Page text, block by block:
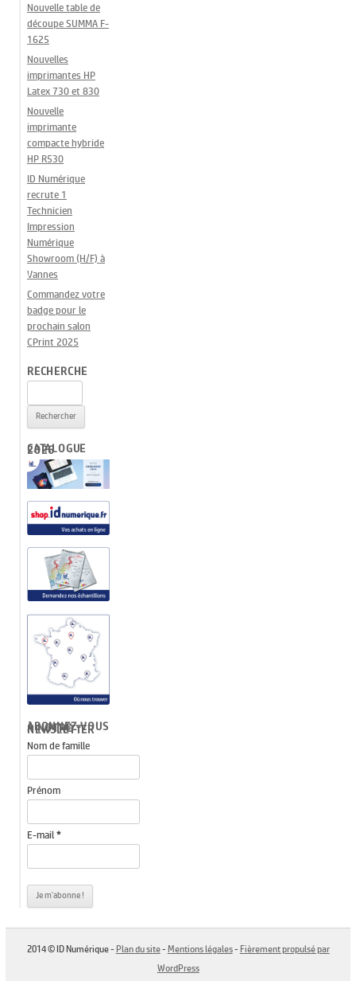
Nouvelle table de
découpe SUMMA F-
1625
Nouvelles
imprimantes HP
Latex 730 et 830
Nouvelle
imprimante
compacte hybride
HP R530
ID Numérique
recrute 1
Technicien
Impression
Numérique
Showroom (H/F) à
Vannes
Commandez votre
badge pour le
prochain salon
CPrint 2025
RECHERCHE
CATALOGUE 2026
ABONNEZ-VOUS À NOTRE NEWSLETTER
Nom de famille
Prénom
E-mail*
2014 © ID Numérique - Plan du site- Mentions légales- Fièrement propulsé par
WordPress